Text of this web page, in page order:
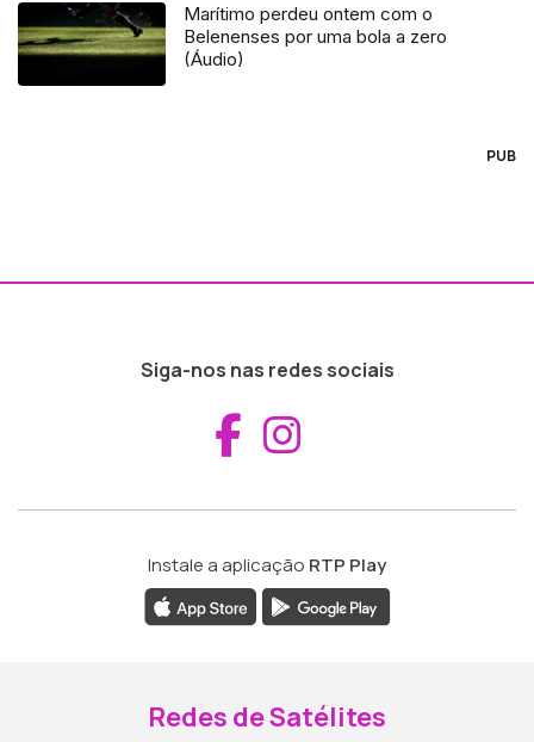
Marítimo perdeu ontem com o
Belenenses por uma bola a zero
(Áudio)
PUB
Siga-nos nas redes sociais
Aceder ao
Instale a aplicação RTP Play
Redes de Satélites